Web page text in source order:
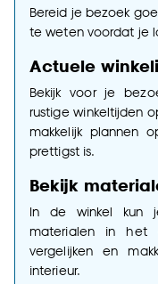
Bereid je bezoek
te weten voordat je
Actuele
Bekijk voor je
rustige winkeltijden
makkelijk plannen
prettigst is.
Bekijk
In de winkel kun
materialen in het
vergelijken en
interieur.